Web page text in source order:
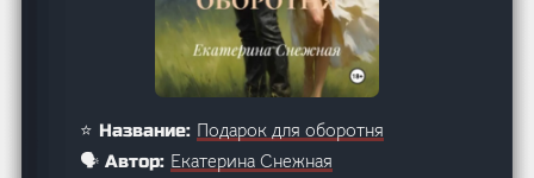
⭐ Название: Подарок для оборотня
🗣️ Автор: Екатерина Снежная